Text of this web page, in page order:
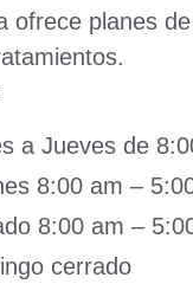
ofrece planes
a Jueves de
8:00 am –
8:00 am –
cerrado